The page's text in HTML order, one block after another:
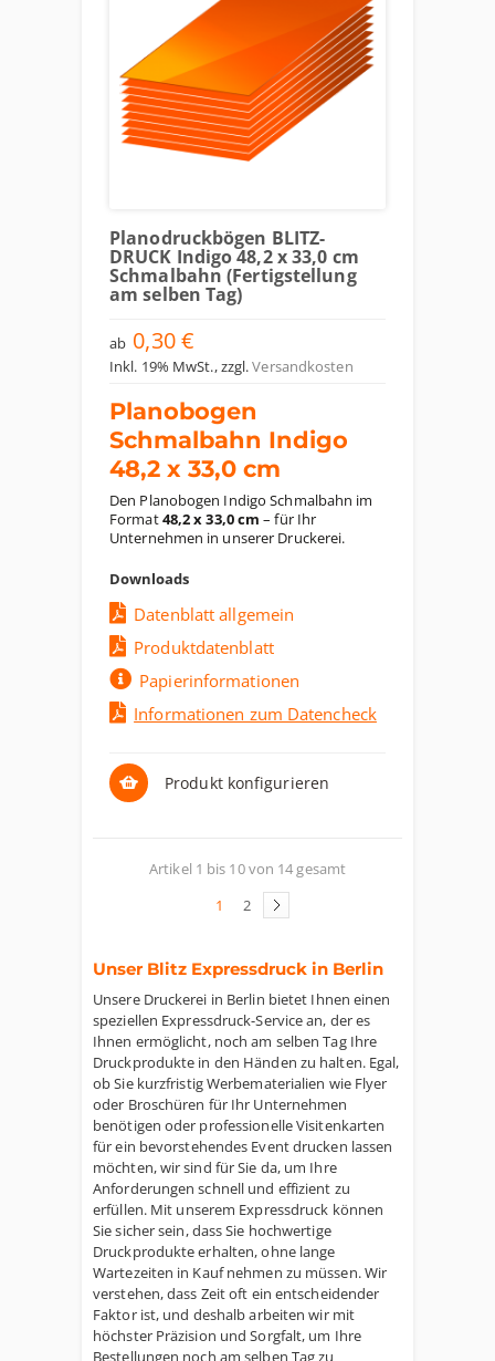
Planodruckbögen BLITZ-
DRUCK Indigo 48,2 x 33,0 cm
Schmalbahn (Fertigstellung
am selben Tag)
ab 0,30 €
Inkl. 19% MwSt.,zzgl.Versandkosten
Planobogen
Schmalbahn Indigo
48,2 x 33,0 cm
Den Planobogen Indigo Schmalbahn im
Format48,2 x 33,0 cm – für Ihr
Unternehmen in unserer Druckerei.
Downloads
Datenblatt allgemein
Produktdatenblatt
Papierinformationen
Informationen zum Datencheck
Produkt konfigurieren
Artikel 1 bis 10 von 14 gesamt
1
2
Unser Blitz Expressdruck in Berlin
Unsere Druckerei in Berlin bietet Ihnen einen
speziellen Expressdruck-Service an, der es
Ihnen ermöglicht, noch am selben Tag Ihre
Druckprodukte in den Händen zu halten. Egal,
ob Sie kurzfristig Werbematerialien wie Flyer
oder Broschüren für Ihr Unternehmen
benötigen oder professionelle Visitenkarten
für ein bevorstehendes Event drucken lassen
möchten, wir sind für Sie da, um Ihre
Anforderungen schnell und effizient zu
erfüllen. Mit unserem Expressdruck können
Sie sicher sein, dass Sie hochwertige
Druckprodukte erhalten, ohne lange
Wartezeiten in Kauf nehmen zu müssen. Wir
verstehen, dass Zeit oft ein entscheidender
Faktor ist, und deshalb arbeiten wir mit
höchster Präzision und Sorgfalt, um Ihre
Bestellungen noch am selben Tag zu